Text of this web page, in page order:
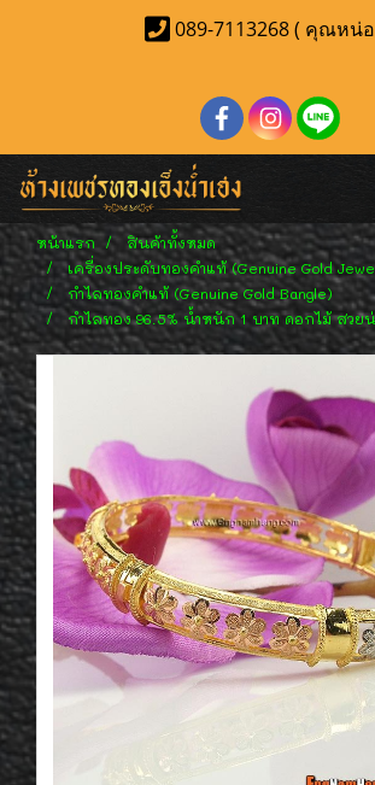
089-7113268 ( คุณหน่
หน้าแรก
สินค้าทั้งหมด
เครื่องประดับทองคำแท้ (Genuine Gold
กำไลทองคำแท้ (Genuine Gold Bangle)
กำไลทอง 96.5% น้ำหนัก 1 บาท ดอกไม้ สวย